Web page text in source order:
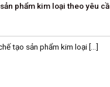
phẩm kim loại theo yêu
tạo sản phẩm kim loại [...]